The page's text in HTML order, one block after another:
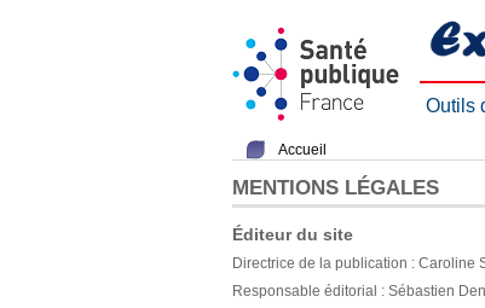
Outils
Accueil
MENTIONS LÉGALES
Éditeur du site
Directrice de la publication : Caroline
Responsable éditorial : Sébastien